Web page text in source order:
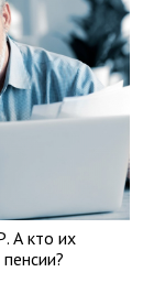
А кто их